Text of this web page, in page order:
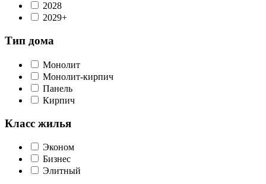
2028
2029+
Тип дома
Монолит
Монолит-кирпич
Панель
Кирпич
Класс жилья
Эконом
Бизнес
Элитный